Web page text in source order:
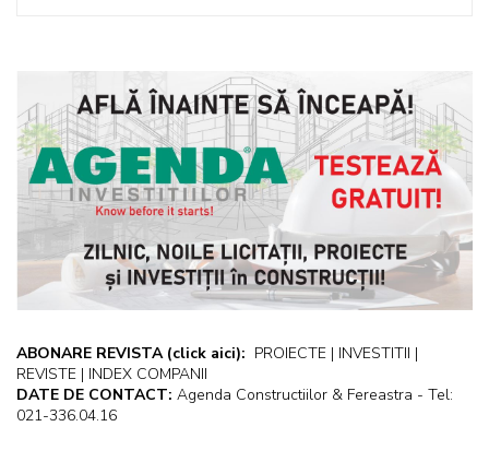
ABONARE REVISTA (click aici): PROIECTE | INVESTITII |
REVISTE | INDEX COMPANII
DATE DE CONTACT: Agenda Constructiilor & Fereastra - Tel:
021-336.04.16